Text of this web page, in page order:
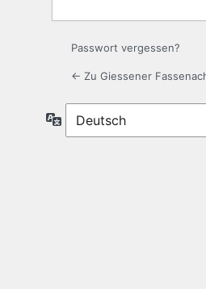
Passwort vergessen?
← Zu Giessener
Sprache